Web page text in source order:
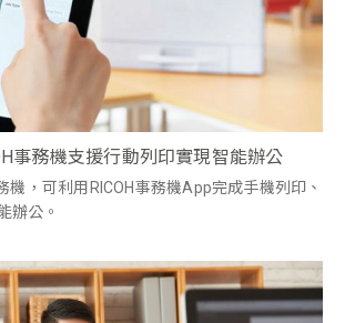
事務機支援行動列印實現智能辦公
機，可利用RICOH事務機App完成手機列印、
辦公。